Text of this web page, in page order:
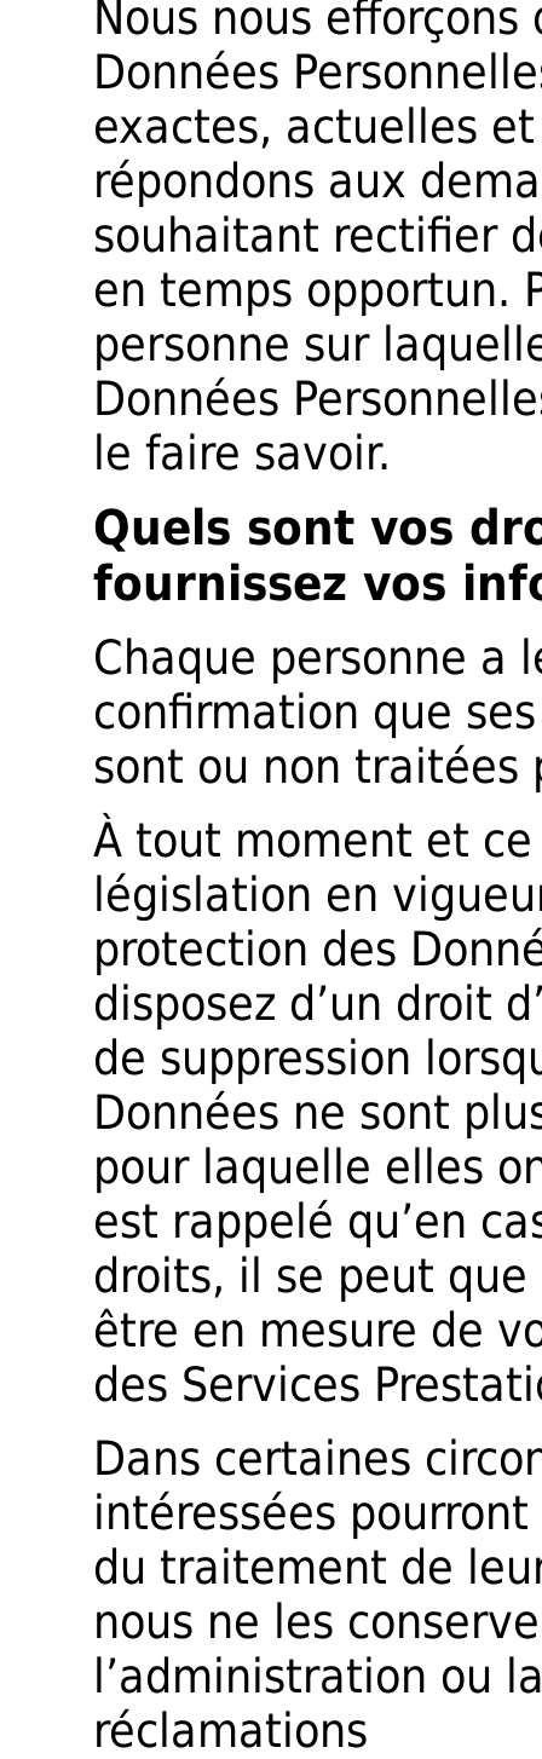
Nous nous
Données
exactes, actuelles
répondons aux
souhaitant rectifier
en temps opportun.
personne sur
Données
le faire savoir.
Quels sont vos
fournissez vos
Chaque personne a
confirmation que
sont ou non
À tout moment et
législation en
protection des
disposez d’un droit
de suppression
Données ne sont
pour laquelle elles
est rappelé qu’en
droits, il se peut que
être en mesure de
des Services
Dans certaines
intéressées
du traitement de
nous ne les
l’administration ou
réclamations